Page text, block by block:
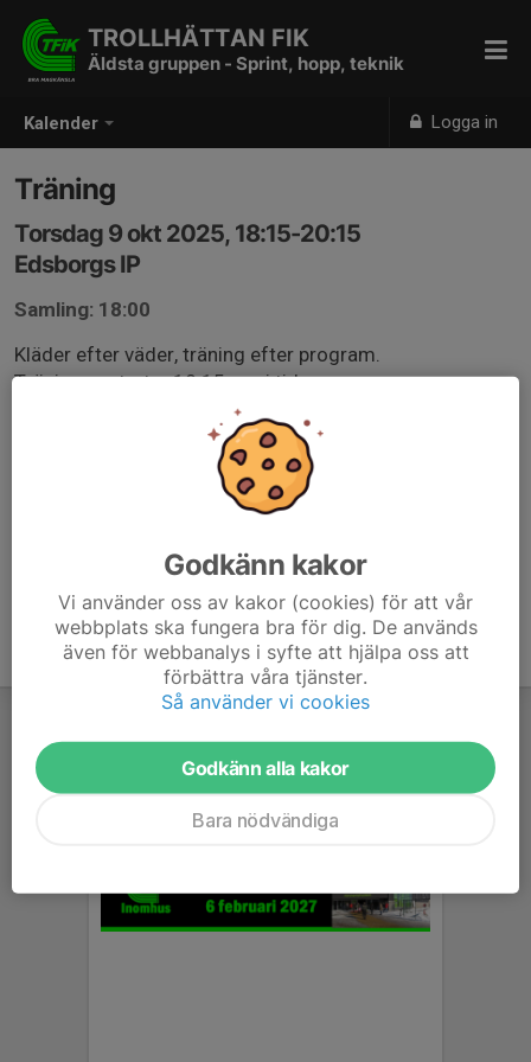
Kalender Logga in
TROLLHÄTTAN FIK
Äldsta gruppen - Sprint, hopp, teknik
Träning
Torsdag 9 okt 2025, 18:15-20:15
Edsborgs IP
Samling: 18:00
Kläder efter väder, träning efter program.
Träningen startar 18.15, var i tid.
Viktigt att ta med vatten + bar/frukt.
Godkänn kakor
Vi använder oss av kakor (cookies) för att vår
webbplats ska fungera bra för dig. De används
även för webbanalys i syfte att hjälpa oss att
förbättra våra tjänster.
Så använder vi cookies
Godkänn alla kakor
Bara nödvändiga